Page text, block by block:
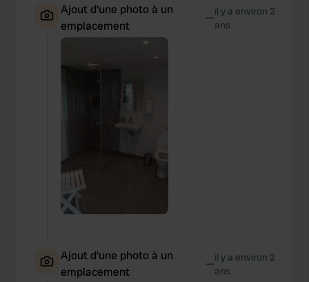
Ajout d'une photo à un
emplacement
—il y a environ 2
ans
Ajout d'une photo à un
emplacement
—il y a environ 2
ans